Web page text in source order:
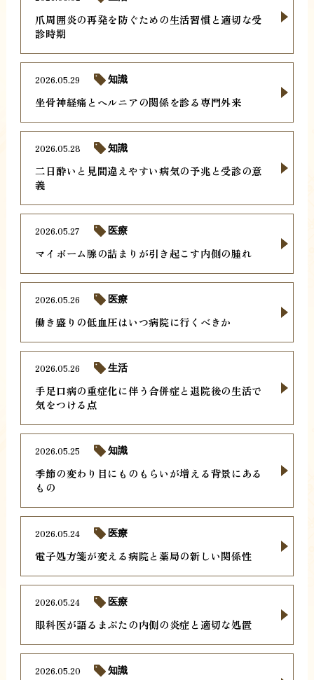
爪周囲炎の再発を防ぐための生活習慣と適切な受
診時期
坐骨神経痛とヘルニアの関係を診る専門外来
2026.05.29 知識
二日酔いと見間違えやすい病気の予兆と受診の意
義
2026.05.28 知識
マイボーム腺の詰まりが引き起こす内側の腫れ
2026.05.27 医療
働き盛りの低血圧はいつ病院に行くべきか
2026.05.26 医療
手足口病の重症化に伴う合併症と退院後の生活で
気をつける点
2026.05.26 生活
季節の変わり目にものもらいが増える背景にある
もの
2026.05.25 知識
電子処方箋が変える病院と薬局の新しい関係性
2026.05.24 医療
眼科医が語るまぶたの内側の炎症と適切な処置
2026.05.24 医療
2026.05.20 知識